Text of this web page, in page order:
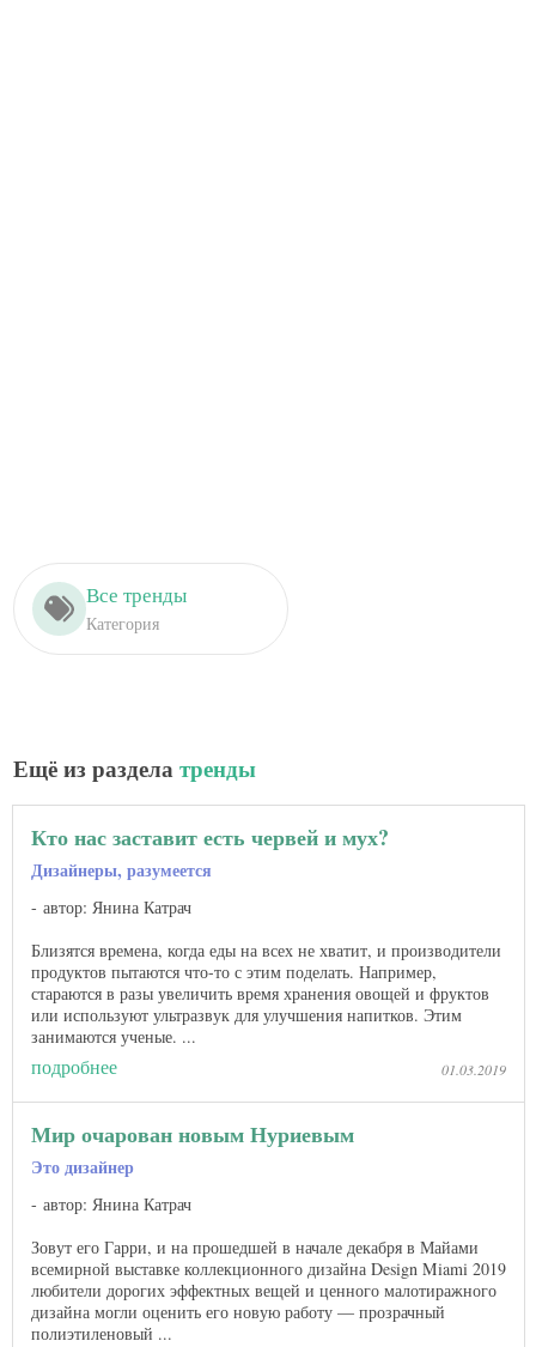
Все тренды
Категория
Ещё из разделатренды
Кто нас заставит есть червей и мух?
Дизайнеры, разумеется
автор: Янина Катрач
Близятся времена, когда еды на всех не хватит, и производители
продуктов пытаются что-то с этим поделать. Например,
стараются в разы увеличить время хранения овощей и фруктов
или используют ультразвук для улучшения напитков. Этим
занимаются ученые. ...
подробнее 01.03.2019
Мир очарован новым Нуриевым
Это дизайнер
автор: Янина Катрач
Зовут его Гарри, и на прошедшей в начале декабря в Майами
всемирной выставке коллекционного дизайна Design Miami 2019
любители дорогих эффектных вещей и ценного малотиражного
дизайна могли оценить его новую работу — прозрачный
полиэтиленовый ...